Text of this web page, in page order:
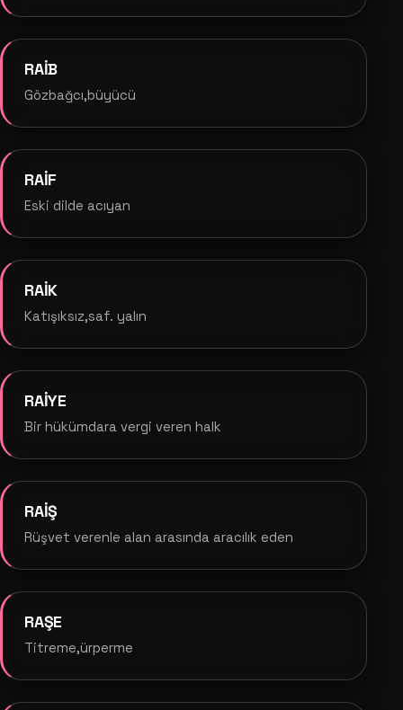
RAİB
Gözbağcı,büyücü
RAİF
Eski dilde acıyan
RAİK
Katışıksız,saf. yalın
RAİYE
Bir hükümdara vergi veren halk
RAİŞ
Rüşvet verenle alan arasında aracılık eden
RAŞE
Titreme,ürperme